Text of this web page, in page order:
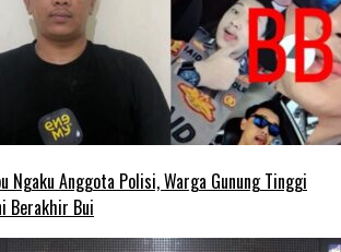
Ngaku Anggota Polisi, Warga Gunung Tinggi
Berakhir Bui